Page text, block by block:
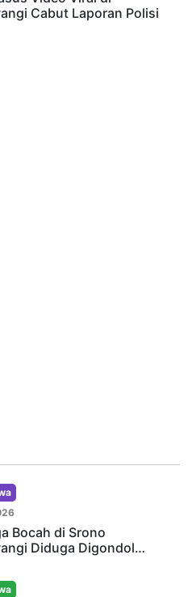
Cabut Laporan Polisi
Bocah di Srono
Diduga Digondol…